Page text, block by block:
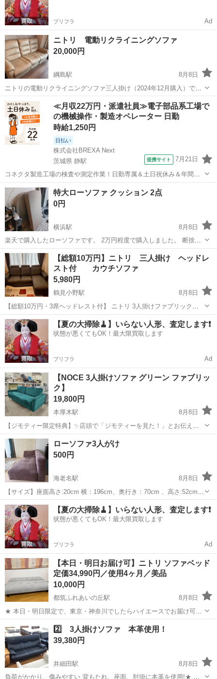
プリフラ Ad
ニトリ 電動リクライニングソファ
20,000円
綱島駅
8月8日
ニトリの電動リクライニングソファ三人掛け（2024年12月購入）で
す。 現地にてお引取りお願いいたします。 サイズ（cm）※メジャー
で採寸したので若干の誤差があるかもしれません 横幅200 座面高さ45
通常時 背もたれ...
神奈川 横浜市 綱島駅 ソファ
≪月収22万円・派遣社員≫電子部品系工場で
の機械操作・製造オペレーター 日勤
時給1,250円
日払い
株式会社BREXA Next
茨城県 静駅
提携サイト 7月21日
コネクタ製造工場の検査や測定作業！日勤専属＆土日祝休み＆年間休
日128日★クリーンルーム内作業★マイカー通勤OK＆無料駐車場あり
★就業先食堂利用可！日払い制度あり！《茨城県常陸大宮市》 人気の
工場のお仕事 ◇コネクタ製造工...
茨城 常陸大宮市 その他
特大ローソファ クッション 2点
0円
横浜駅
8月8日
楽天で購入したローソファです。 2万円程度で購入しました。 断捨離
のため出品します。 高さ20cm、奥65cm、横150cm ×2です。 現金受
け渡し可能です。 また着払いの配送も可能です、よろしくお願いいた
します◎
神奈川 横浜市 横浜駅 ソファ ロー
【総額10万円】ニトリ 三人掛け ヘッドレ
スト付 カウチソファ
5,980円
鶴見小野駅
8月8日
【総額10万円・3席ヘッドレスト付】 ニトリ 3人掛けファブリックカ
ウチソファ ブラウン （幅208cm） ニトリで購入したフラッグシップ
モデル（キングシリーズ）の布張りカウチソファです。 当時ヘッドレ
ストも揃えて約...
神奈川 横浜市 鶴見小野駅 ソファ
【夏の大掃除🧹】いらない人形、査定します❗️
状態が悪くてもOK！最大限買取します
プリフラ Ad
【NOCE 3人掛けソファ グリーン ファブリッ
ク】
19,800円
本厚木駅
8月8日
【ジモティー限定特典】✨店頭で「ジモティーを見た！」とお伝えい
ただくと、表示金額より【5%OFF】にいたします！ 【3人掛けソファ
グリーン ファブリック】 NOCE（ノーチェ）の肌触りの良いベルベッ
ト風のファブ...
神奈川 厚木市 ソファ
ローソファ3人がけ
500円
海老名駅
8月8日
【サイズ】座面高さ:20cm 横：196cm、奥行き：70cm 、高さ:52cm
（大体です） 【傷などの状態】ソファ左側の底 写真③参照 【アピー
ルポイント】状態はいいのでまだまだ使えます！ 【希望取引場所】海
老名市上郷...
神奈川 海老名市 海老名駅 ソファ
【夏の大掃除🧹】いらない人形、査定します❗️
状態が悪くてもOK！最大限買取します
プリフラ Ad
【本日・明日お届け可】ニトリ ソファベッド
定価34,990円／使用4ヶ月／美品
10,000円
都筑ふれあいの丘駅
8月8日
★ 本日・明日限定で、東京・神奈川でしたらハイエースでお届け可能
です！ ニトリのソファベッドです。 引っ越し・家具整理のため、早め
にお譲りしたいと思っています。 【商品状態】 ・使用期間：約4ヶ月
・目立つ傷や大きな汚れ...
神奈川 横浜市 都筑ふれあいの丘駅 ソファ
2️⃣ 3人掛けソファ 本革使用！
39,380円
井細田駅
8月8日
負荷がかかり、傷みやすい 背もたれ、座面、肘掛に本革を使用!★ 背